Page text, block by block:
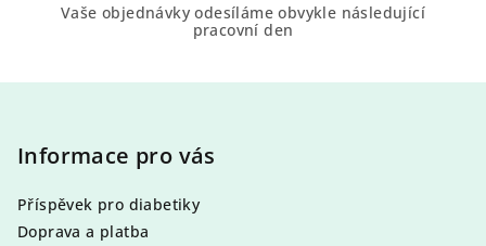
Vaše objednávky odesíláme obvykle následující
pracovní den
Informace pro vás
Příspěvek pro diabetiky
Doprava a platba